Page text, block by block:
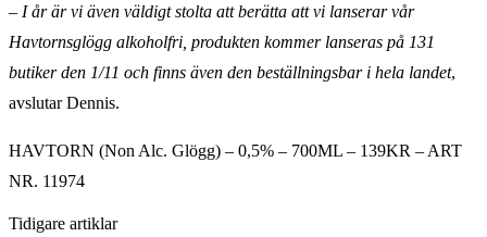
– I år är vi även väldigt stolta att berätta att vi lanserar vår
Havtornsglögg alkoholfri, produkten kommer lanseras på 131
butiker den 1/11 och finns även den beställningsbar i hela landet,
avslutar Dennis.
HAVTORN (Non Alc. Glögg) – 0,5% – 700ML – 139KR – ART
NR. 11974
Tidigare artiklar